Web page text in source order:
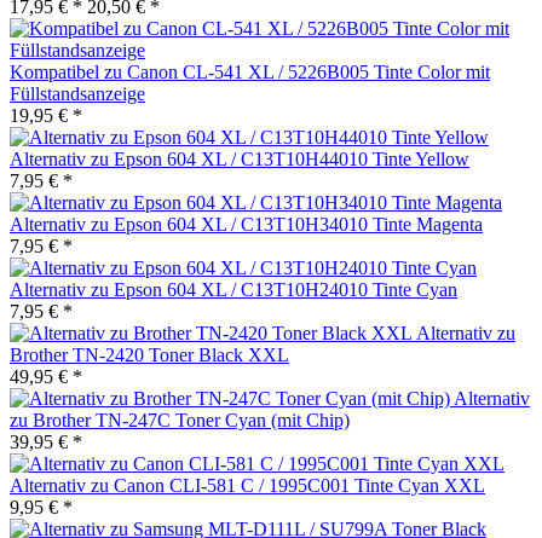
17,95 € * 20,50 € *
Kompatibel zu Canon CL-541 XL / 5226B005 Tinte Color mit
Füllstandsanzeige
19,95 € *
Alternativ zu Epson 604 XL / C13T10H44010 Tinte Yellow
7,95 € *
Alternativ zu Epson 604 XL / C13T10H34010 Tinte Magenta
7,95 € *
Alternativ zu Epson 604 XL / C13T10H24010 Tinte Cyan
7,95 € *
Alternativ zu
Brother TN-2420 Toner Black XXL
49,95 € *
Alternativ
zu Brother TN-247C Toner Cyan (mit Chip)
39,95 € *
Alternativ zu Canon CLI-581 C / 1995C001 Tinte Cyan XXL
9,95 € *